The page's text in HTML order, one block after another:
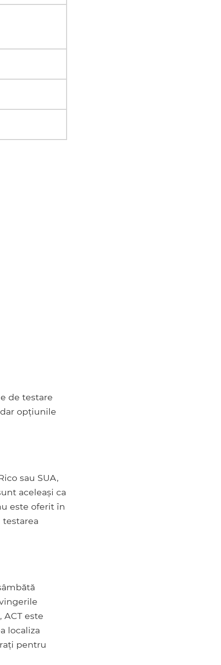
de testare
opțiunile
sau SUA,
aceleași ca
este oferit în
testarea
este
localiza
pentru